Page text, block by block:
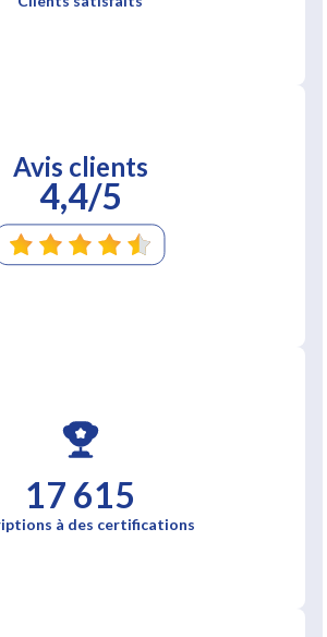
Avis clients
4,4/5
17 615
à des certifications